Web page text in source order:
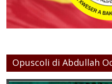
Opuscoli di Abdullah